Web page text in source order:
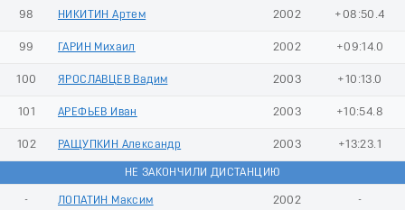
98 НИКИТИН Артем 2002 +08:50.4
99 ГАРИН Михаил 2002 +09:14.0
100 ЯРОСЛАВЦЕВ Вадим 2003 +10:13.0
101 АРЕФЬЕВ Иван 2003 +10:54.8
102 РАЩУПКИН Александр 2003 +13:23.1
НЕ ЗАКОНЧИЛИ ДИСТАНЦИЮ
- ЛОПАТИН Максим 2002 -